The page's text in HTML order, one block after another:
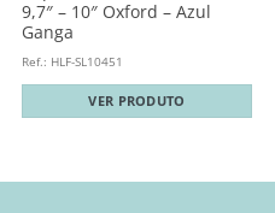
9,7″ – 10″ Oxford – Azul
Ganga
Ref.: HLF-SL10451
VER PRODUTO